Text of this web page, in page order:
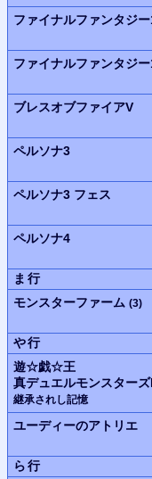
ファイナルファンタジ
ファイナルファンタジ
ブレスオブファイアV
ペルソナ3
ペルソナ3 フェス
ペルソナ4
ま行
モンスターファーム (3)
や行
遊☆戯☆王
真デュエルモンスターズ
継承されし記憶
ユーディーのアトリエ
ら行